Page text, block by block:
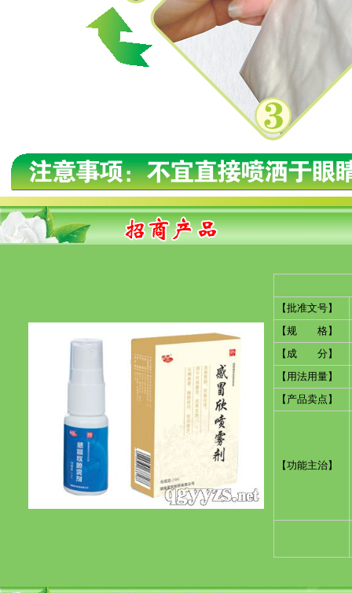
【批准文号】
【规 格】
【成 分】
【用法用量】
【产品卖点】
【功能主治】